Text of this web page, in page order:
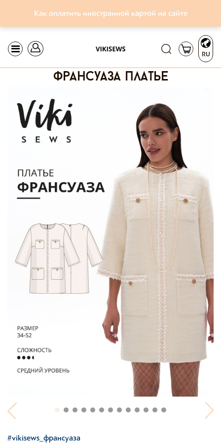
Как оплатить иностранной картой на сайте
RU
франсуаза платье
#vikisews_франсуаза